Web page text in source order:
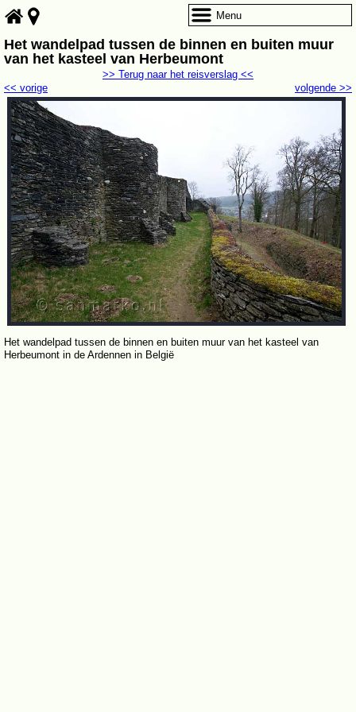
Het wandelpad tussen de binnen en buiten muur
van het kasteel van Herbeumont
volgende >>
<< vorige
>> Terug naar het reisverslag <<
Het wandelpad tussen de binnen en buiten muur van het kasteel van
Herbeumont in de Ardennen in België
Menu